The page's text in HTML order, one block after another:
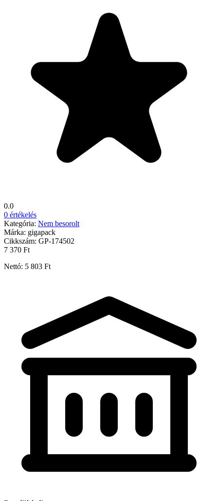
0.0
0 értékelés
Kategória: Nem besorolt
Márka: gigapack
Cikkszám: GP-174502
7 370 Ft
Nettó: 5 803 Ft